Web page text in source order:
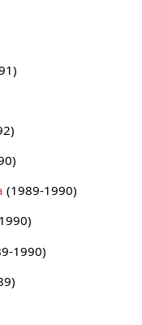
(1989-1990)
1990)